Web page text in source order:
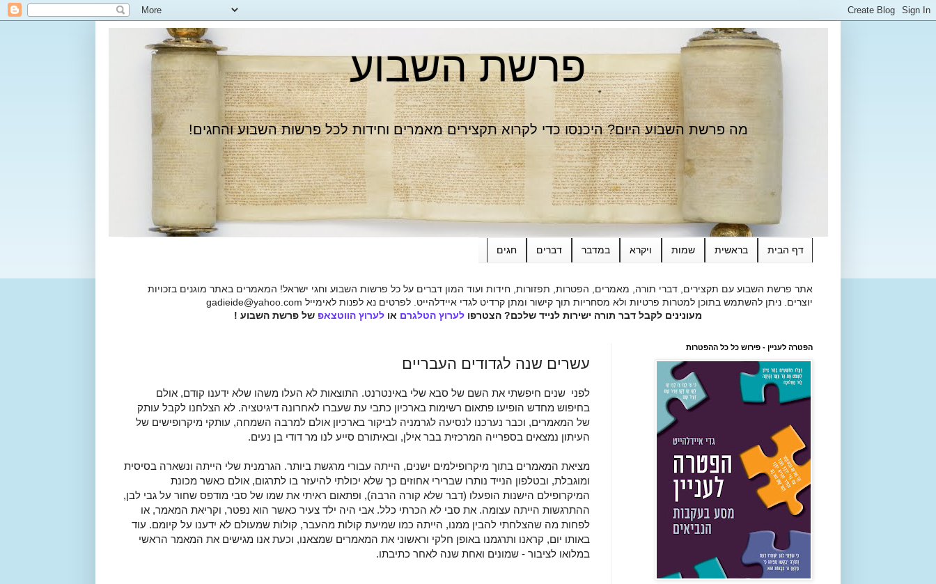
פרשת השבוע
מה פרשת השבוע היום? היכנסו כדי לקרוא תקצירים מאמרים וחידות לכל פרשות השבוע והחגים!
דף הבית בראשית שמות ויקרא במדבר דברים חגים
אתר פרשת השבוע עם תקצירים, דברי תורה, מאמרים, הפטרות, תפזורות, חידות ועוד המון דברים על כל פרשות השבוע וחגי ישראל! המאמרים באתר מוגנים בזכויות
יוצרים. ניתן להשתמש בתוכן למטרות פרטיות ולא מסחריות תוך קישור ומתן קרדיט לגדי איידלהייט. לפרטים נא לפנות לאימייל gadieide@yahoo.com
מעונינים לקבל דבר תורה ישירות לנייד שלכם? הצטרפו לערוץ הטלגרם או לערוץ הווטצאפ של פרשת השבוע !
עשרים שנה לגדודים העבריים
לפני שנים חיפשתי את השם של סבא שלי באינטרנט. התוצאות לא העלו משהו שלא ידענו קודם, אולם
בחיפוש מחדש הופיעו פתאום רשימות בארכיון כתבי עת שעברו לאחרונה דיגיטציה. לא הצלחנו לקבל עותק
של המאמרים, וכבר נערכנו לנסיעה לגרמניה לביקור בארכיון אולם למרבה השמחה, עותקי מיקרופישים של
העיתון נמצאים בספרייה המרכזית בבר אילן, ובאיתורם סייע לנו מר דודי בן נעים.
מציאת המאמרים בתוך מיקרופילמים ישנים, הייתה עבורי מרגשת ביותר. הגרמנית שלי הייתה ונשארה בסיסית
ומוגבלת, ובטלפון הנייד נותרו שברירי אחוזים כך שלא יכולתי להיעזר בו לתרגום, אולם כאשר מכונת
המיקרופילם הישנות הופעלו (דבר שלא קורה הרבה), ופתאום ראיתי את שמו של סבי מודפס שחור על גבי לבן,
ההתרגשות הייתה עצומה. את סבי לא הכרתי כלל. אבי היה ילד צעיר כאשר הוא נפטר, וקריאת המאמר, או
לפחות מה שהצלחתי להבין ממנו, הייתה כמו שמיעת קולות מהעבר, קולות שמעולם לא ידענו על קיומם. עוד
באותו יום, קראנו ותרגמנו באופן חלקי וראשוני את המאמרים שמצאנו, וכעת אנו מגישים את המאמר הראשי
במלואו לציבור - שמונים ואחת שנה לאחר כתיבתו.
הפטרה לעניין - פירוש כל כל ההפטרות